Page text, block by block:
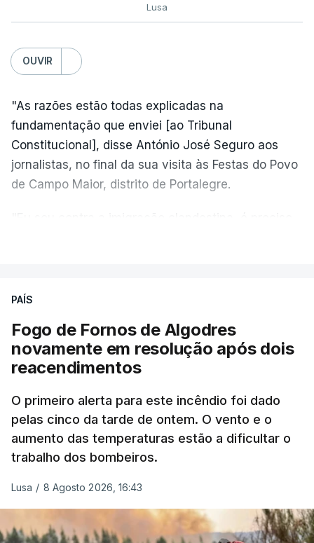
Lusa
OUVIR
"As razões estão todas explicadas na
fundamentação que enviei [ao Tribunal
Constitucional], disse António José Seguro aos
jornalistas, no final da sua visita às Festas do Povo
de Campo Maior, distrito de Portalegre.
nada disto é incompatível com tratarmos com
crianças", acrescentou.
António José Seguro mostrou dúvidas sobre se é
ERRO100
ESTE CONTEÚDO ESTÁ NESTE
MOMENTO INDISPONÍVEL
PAÍS
Fogo de Fornos de Algodres
novamente em resolução após dois
reacendimentos
O primeiro alerta para este incêndio foi dado
pelas cinco da tarde de ontem. O vento e o
aumento das temperaturas estão a dificultar o
trabalho dos bombeiros.
Lusa / 8 Agosto 2026, 16:43